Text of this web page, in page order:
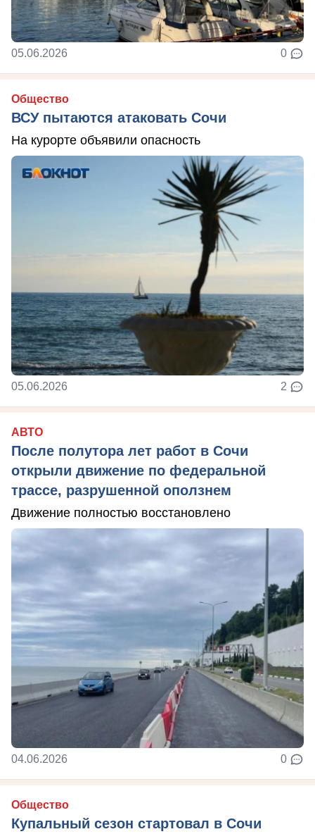
05.06.2026 0
Общество
ВСУ пытаются атаковать Сочи
На курорте объявили опасность
05.06.2026 2
АВТО
После полутора лет работ в Сочи
открыли движение по федеральной
трассе, разрушенной оползнем
Движение полностью восстановлено
04.06.2026 0
Общество
Купальный сезон стартовал в Сочи